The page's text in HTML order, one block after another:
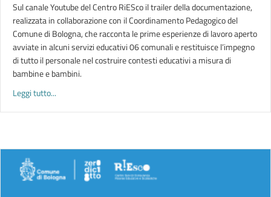
Sul canale Youtube del Centro RiESco il trailer della documentazione,
realizzata in collaborazione con il Coordinamento Pedagogico del
Comune di Bologna, che racconta le prime esperienze di lavoro aperto
avviate in alcuni servizi educativi 06 comunali e restituisce l’impegno
di tutto il personale nel costruire contesti educativi a misura di
bambine e bambini.
Leggi tutto...